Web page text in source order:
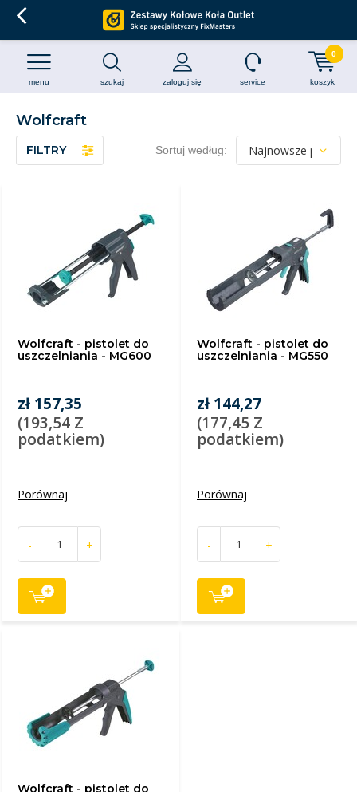
szukaj zaloguj się
menu service koszyk
0
Wolfcraft
FILTRY Sortuj według:
Wolfcraft - pistolet do
uszczelniania - MG600
zł 157,35
(193,54 Z
podatkiem)
Porównaj
- +
Wolfcraft - pistolet do
uszczelniania - MG550
zł 144,27
(177,45 Z
podatkiem)
Porównaj
- +
Wolfcraft - pistolet do